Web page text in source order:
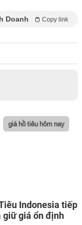
Doanh Copy link
giá hồ tiêu hôm nay
Indonesia tiếp
giữ giá ổn định